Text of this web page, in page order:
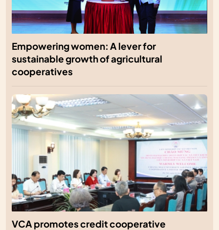
Empowering women: A lever for
sustainable growth of agricultural
cooperatives
VCA promotes credit cooperative